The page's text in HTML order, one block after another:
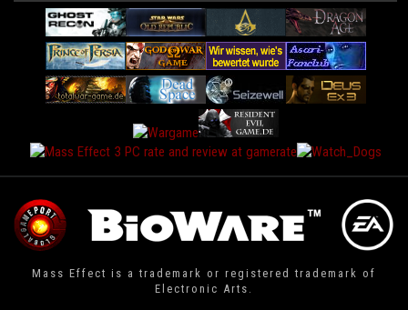
Mass Effect is a trademark or registered trademark of
Electronic Arts.